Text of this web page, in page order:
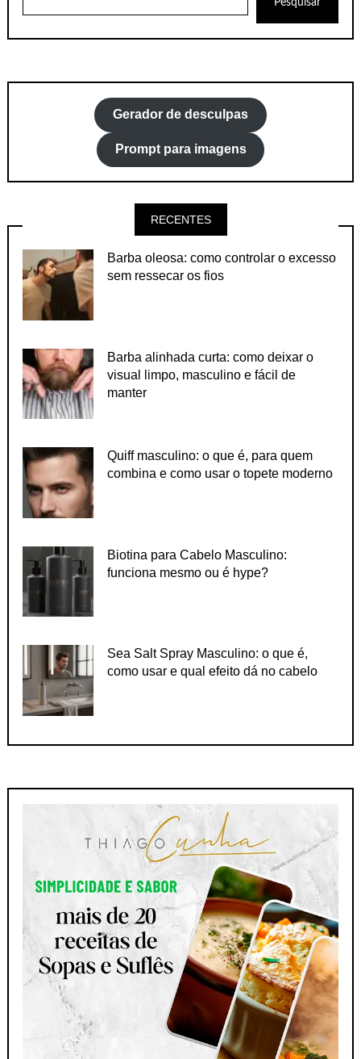
Pesquisar
Gerador de desculpas
Prompt para imagens
RECENTES
Barba oleosa: como controlar o excesso
sem ressecar os fios
Barba alinhada curta: como deixar o
visual limpo, masculino e fácil de
manter
Quiff masculino: o que é, para quem
combina e como usar o topete moderno
Biotina para Cabelo Masculino:
funciona mesmo ou é hype?
Sea Salt Spray Masculino: o que é,
como usar e qual efeito dá no cabelo